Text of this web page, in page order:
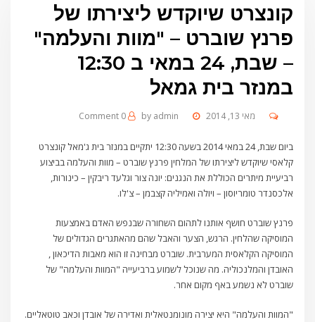
קונצרט שיוקדש ליצירתו של
פרנץ שוברט – "מוות והעלמה"
– שבת, 24 במאי ב 12:30
במנזר בית גמאל
by admin מאי 13, 2014 0 Comment
ביום שבת, 24 במאי 2014 בשעה 12:30 יתקיים במנזר בית ג'מאל קונצרט
קלאסי שיוקדש ליצירתו של המלחין פרנץ שוברט – מוות והעלמה בביצוע
רביעיית מיתרים הכוללת את הנגנים: יונה צור וגלעד ריבקין – כינורות,
אלכסנדר טומריוסון – ויולה ואמיליה קצבמן – צ'לו.
פרנץ שוברט חושף אותנו לתהום השחורה שבנפש האדם באמצעות
המוסיקה שהלחין. הרגש, הצער והאבל שהם מהאתגרים הגדולים של
המוסיקה הקלאסית המערבית. שוברט מבחינה זו הוא מאבות הדיכאון ,
האובדן והמלנכוליה. מה שנוכל לשמוע ברביעייה "המוות והעלמה" של
שוברט לא נשמע באף מקום אחר.
"המוות והעלמה" היא יצירה מונומנטאלית ואדירה של אובדן וכאב טוטאליים.